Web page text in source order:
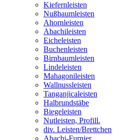
Kiefernleisten
Nußbaumleisten
Ahornleisten
Abachileisten
Eicheleisten
Buchenleisten
Birnbaumleisten
Lindeleisten
Mahagonileisten
Wallnussleisten
Tanganjicaleisten
Halbrundstäbe
Biegeleisten
Nutleisten, Profill.
div. Leisten/Brettchen
Abachi-Furnier